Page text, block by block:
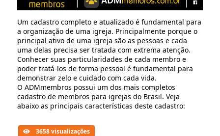
Um cadastro completo e atualizado é fundamental para
a organização de uma igreja. Principalmente porque o
principal ativo de uma igreja são as pessoas e cada
uma delas precisa ser tratada com extrema atenção.
Conhecer suas particularidades de cada membro e
poder tratá-los de forma pessoal é fundamental para
demonstrar zelo e cuidado com cada vida.
O ADMmembros possui um dos mais completos
cadastro de membros para igrejas do Brasil. Veja
abaixo as principais características deste cadastro:
3658 visualizações